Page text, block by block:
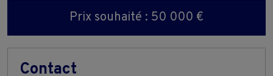
Prix souhaité : 50 000 €
Contact